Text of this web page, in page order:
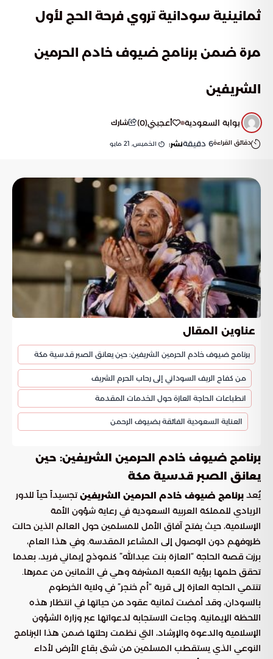
ثمانينية سودانية تروي فرحة الحج لأول
مرة ضمن برنامج ضيوف خادم الحرمين
الشريفين
بوابة السعودية أعجبني(
0
) شارك
دقائق القراءة6 دقيقةنشر: الخميس, 21 مايو
عناوين المقال
برنامج ضيوف خادم الحرمين الشريفين: حين يعانق الصبر قدسية مكة
من كفاح الريف السوداني إلى رحاب الحرم الشريف
انطباعات الحاجة العازة حول الخدمات المقدمة
العناية السعودية الفائقة بضيوف الرحمن
برنامج ضيوف خادم الحرمين الشريفين: حين
يعانق الصبر قدسية مكة
يُعد برنامج ضيوف خادم الحرمين الشريفينتجسيداً حياً للدور
الريادي للمملكة العربية السعودية في رعاية شؤون الأمة
الإسلامية، حيث يفتح آفاق الأمل للمسلمين حول العالم الذين حالت
ظروفهم دون الوصول إلى المشاعر المقدسة. وفي هذا العام،
برزت قصة الحاجة “العازة بنت عبدالله” كنموذج إيماني فريد، بعدما
تحقق حلمها برؤية الكعبة المشرفة وهي في الثمانين من عمرها.
تنتمي الحاجة العازة إلى قرية “أم خنجر” في ولاية الخرطوم
بالسودان، وقد أمضت ثمانية عقود من حياتها في انتظار هذه
اللحظة الإيمانية. وجاءت الاستجابة لدعواتها عبر وزارة الشؤون
الإسلامية والدعوة والإرشاد، التي نظمت رحلتها ضمن هذا البرنامج
النوعي الذي يستقطب المسلمين من شتى بقاع الأرض لأداء